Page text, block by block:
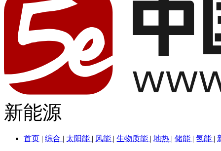
新能源
首页 | 综合 | 太阳能 | 风能 | 生物质能 | 地热 | 储能 | 氢能 |